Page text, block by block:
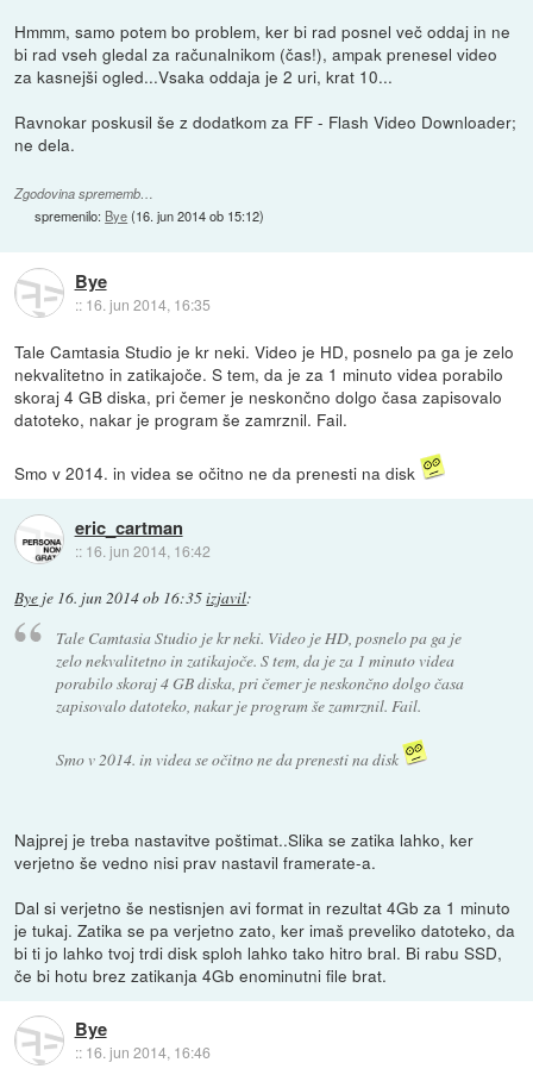
Hmmm, samo potem bo problem, ker bi rad posnel več oddaj in ne
bi rad vseh gledal za računalnikom (čas!), ampak prenesel video
za kasnejši ogled...Vsaka oddaja je 2 uri, krat 10...
Ravnokar poskusil še z dodatkom za FF - Flash Video Downloader;
ne dela.
Zgodovina sprememb…
spremenilo: Bye(16. jun 2014 ob 15:12)
Bye
:: 16. jun 2014, 16:35
Tale Camtasia Studio je kr neki. Video je HD, posnelo pa ga je zelo
nekvalitetno in zatikajoče. S tem, da je za 1 minuto videa porabilo
skoraj 4 GB diska, pri čemer je neskončno dolgo časa zapisovalo
datoteko, nakar je program še zamrznil. Fail.
Smo v 2014. in videa se očitno ne da prenesti na disk
eric_cartman
:: 16. jun 2014, 16:42
Bye je 16. jun 2014 ob 16:35izjavil:
Tale Camtasia Studio je kr neki. Video je HD, posnelo pa ga je
zelo nekvalitetno in zatikajoče. S tem, da je za 1 minuto videa
porabilo skoraj 4 GB diska, pri čemer je neskončno dolgo časa
zapisovalo datoteko, nakar je program še zamrznil. Fail.
Smo v 2014. in videa se očitno ne da prenesti na disk
Najprej je treba nastavitve poštimat..Slika se zatika lahko, ker
verjetno še vedno nisi prav nastavil framerate-a.
Dal si verjetno še nestisnjen avi format in rezultat 4Gb za 1 minuto
je tukaj. Zatika se pa verjetno zato, ker imaš preveliko datoteko, da
bi ti jo lahko tvoj trdi disk sploh lahko tako hitro bral. Bi rabu SSD,
če bi hotu brez zatikanja 4Gb enominutni file brat.
Bye
:: 16. jun 2014, 16:46